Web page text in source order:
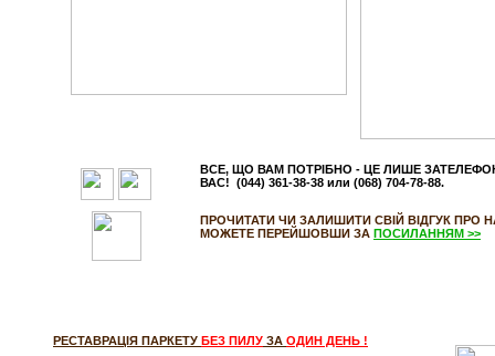
ВСЕ, ЩО ВАМ ПОТРІБНО - ЦЕ ЛИШЕ
ВАС! (044) 361-38-38 или (068) 704-78-88.
ПРОЧИТАТИ ЧИ ЗАЛИШИТИ СВІЙ ВІДГУК ПРО
МОЖЕТЕ ПЕРЕЙШОВШИ ЗА ПОСИЛАННЯМ >>
РЕСТАВРАЦІЯ ПАРКЕТУ БЕЗ ПИЛУ ЗА ОДИН ДЕНЬ !